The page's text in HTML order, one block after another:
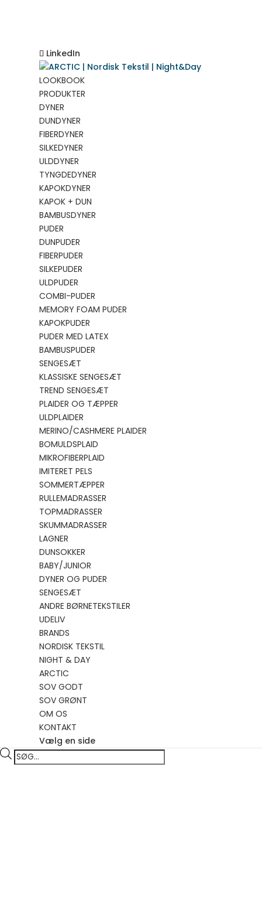
LinkedIn
LOOKBOOK
PRODUKTER
DYNER
DUNDYNER
FIBERDYNER
SILKEDYNER
ULDDYNER
TYNGDEDYNER
KAPOKDYNER
KAPOK + DUN
BAMBUSDYNER
PUDER
DUNPUDER
FIBERPUDER
SILKEPUDER
ULDPUDER
COMBI-PUDER
MEMORY FOAM PUDER
KAPOKPUDER
PUDER MED LATEX
BAMBUSPUDER
SENGESÆT
KLASSISKE SENGESÆT
TREND SENGESÆT
PLAIDER OG TÆPPER
ULDPLAIDER
MERINO/CASHMERE PLAIDER
BOMULDSPLAID
MIKROFIBERPLAID
IMITERET PELS
SOMMERTÆPPER
RULLEMADRASSER
TOPMADRASSER
SKUMMADRASSER
LAGNER
DUNSOKKER
BABY/JUNIOR
DYNER OG PUDER
SENGESÆT
ANDRE BØRNETEKSTILER
UDELIV
BRANDS
NORDISK TEKSTIL
NIGHT & DAY
ARCTIC
SOV GODT
SOV GRØNT
OM OS
KONTAKT
Vælg en side
Products
search